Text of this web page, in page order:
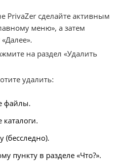
PrivaZer сделайте активным
меню», а затем
на раздел «Удалить
удалить:
файлы.
(бесследно).
пункту в разделе «Что?».